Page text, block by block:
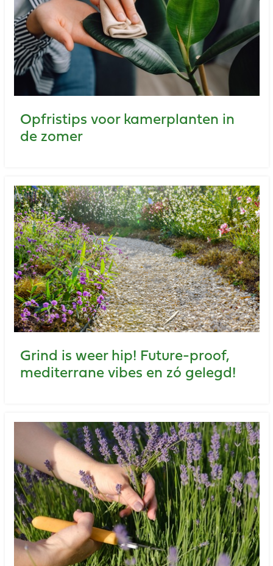
Opfristips voor kamerplanten in
de zomer
Grind is weer hip! Future-proof,
mediterrane vibes en zó gelegd!